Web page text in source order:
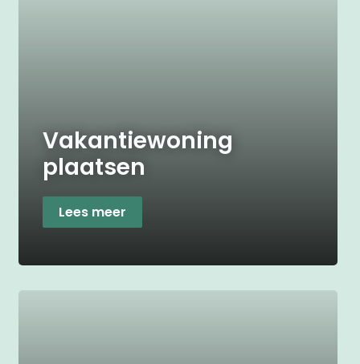
Vakantiewoning
plaatsen
Lees meer